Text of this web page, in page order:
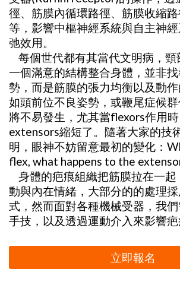
徑、筋膜內循環路徑、筋膜收縮
等，影響中樞神經系統與自主神
弛效用。
每個世代都有其當代文明病，頸
一個滿意的結構整合身體，並非
勢，而是筋膜的張力均衡以及動
如頭前位不良姿勢，或鞭尾症候
將不易發生，尤其當flexors作用
extensors縮短了。隨著大家的技
明，眼神不妨留意最初的變化：
flex, what happens to the
身體的疤痕組織把筋膜拉在一起
動與內在情緒，大部分的的處理
式，然而面對各種機械受器，我
手技，以及透過運動介入來影響疤
立即報名